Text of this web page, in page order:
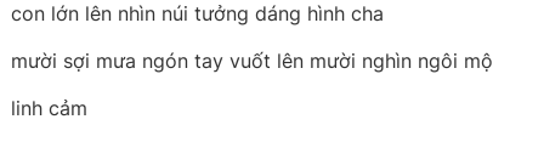
con lớn lên nhìn núi tưởng dáng hình cha
mười sợi mưa ngón tay vuốt lên mười nghìn ngôi mộ
linh cảm